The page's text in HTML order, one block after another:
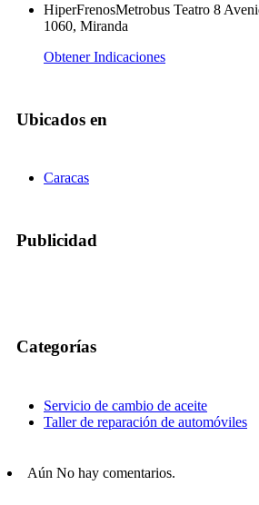
HiperFrenosMetrobus Teatro 8
1060, Miranda
Obtener Indicaciones
Ubicados en
Caracas
Publicidad
Categorías
Servicio de cambio de aceite
Taller de reparación de automóviles
Aún No hay comentarios.